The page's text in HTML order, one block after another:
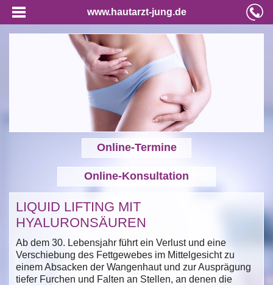
www.hautarzt-jung.de
Online-Termine
Online-Konsultation
LIQUID LIFTING MIT
HYALURONSÄUREN
Ab dem 30. Lebensjahr führt ein Verlust und eine
Verschiebung des Fettgewebes im Mittelgesicht zu
einem Absacken der Wangenhaut und zur Ausprägung
tiefer Furchen und Falten an Stellen, an denen die